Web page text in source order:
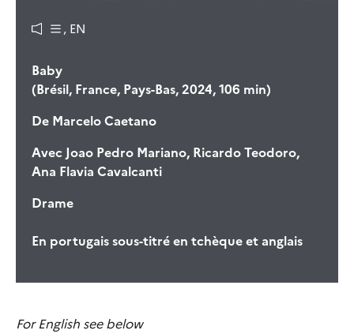
, EN
Baby
(Brésil, France, Pays-Bas, 2024, 106 min)
De Marcelo Caetano
Avec Joao Pedro Mariano, Ricardo Teodoro,
Ana Flavia Cavalcanti
Drame
En portugais sous-titré en tchèque et anglais
For English see below